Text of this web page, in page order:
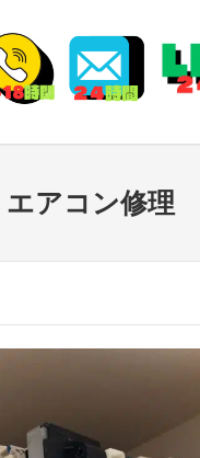
エアコン修理